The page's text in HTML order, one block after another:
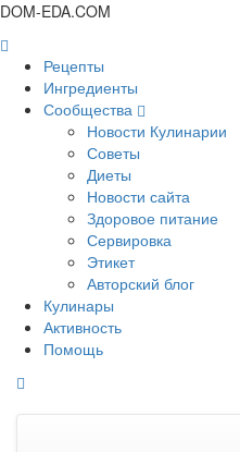
DOM-EDA.COM
Рецепты
Ингредиенты
Сообщества
Новости Кулинарии
Советы
Диеты
Новости сайта
Здоровое питание
Сервировка
Этикет
Авторский блог
Кулинары
Активность
Помощь